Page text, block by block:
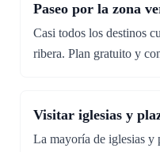
Paseo por la zona
Casi todos los destinos
ribera. Plan gratuito y
Visitar iglesias y
La mayoría de iglesias y